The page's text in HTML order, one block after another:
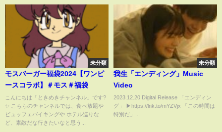
未分類
モスバーガー福袋2024【ワンピ
ースコラボ】＃モス＃福袋
こんにちは「ときめきチャンネル」です?
✨ こちらのチャンネルでは、食べ放題や
ビュッフェバイキングや ホテル巡りな
ど、素敵だな行きたいなと思う...
未分類
我生「エンディング」Music
Video
2023.12.20 Digital Release 「エンディン
グ」 ▶︎https://lnk.to/mYZVjx 「この時間は
特別だ」...